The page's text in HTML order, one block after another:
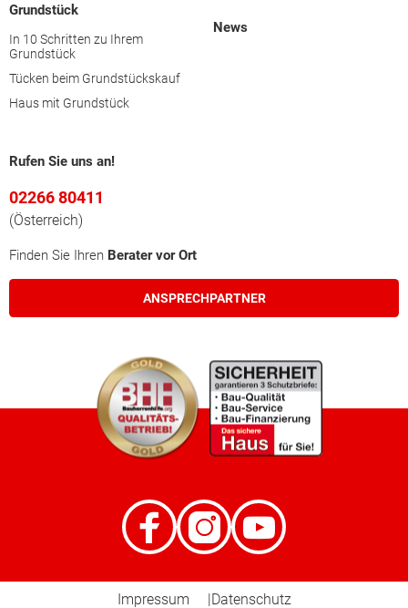
Grundstück
In 10 Schritten zu Ihrem
Grundstück
Tücken beim Grundstückskauf
Haus mit Grundstück
News
Rufen Sie uns an!
02266 80411
(Österreich)
Finden Sie Ihren Berater vor Ort
ANSPRECHPARTNER
Impressum Datenschutz